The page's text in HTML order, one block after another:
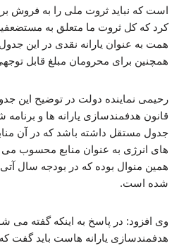
است که نباید ثروت ملی را به فروش
همت به عنوان یارانه نقدی در این
همچنین برای محرومان مبلغ قابل
رحیمی نماینده دولت در توضیح این
قانون هدفمندسازی یارانه ها و
جدول مستقل داشته باشد که در آن
های انرژی به عنوان منابع محسوب
همین منوال بوده که در بودجه سال
شده است.
هدفمندسازی یارانه هاست باید گفت که